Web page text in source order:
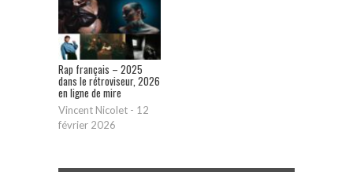
Rap français – 2025
dans le rétroviseur, 2026
en ligne de mire
Vincent Nicolet - 12
février 2026